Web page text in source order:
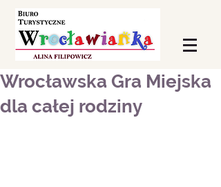
Wrocławska Gra Miejska
dla całej rodziny